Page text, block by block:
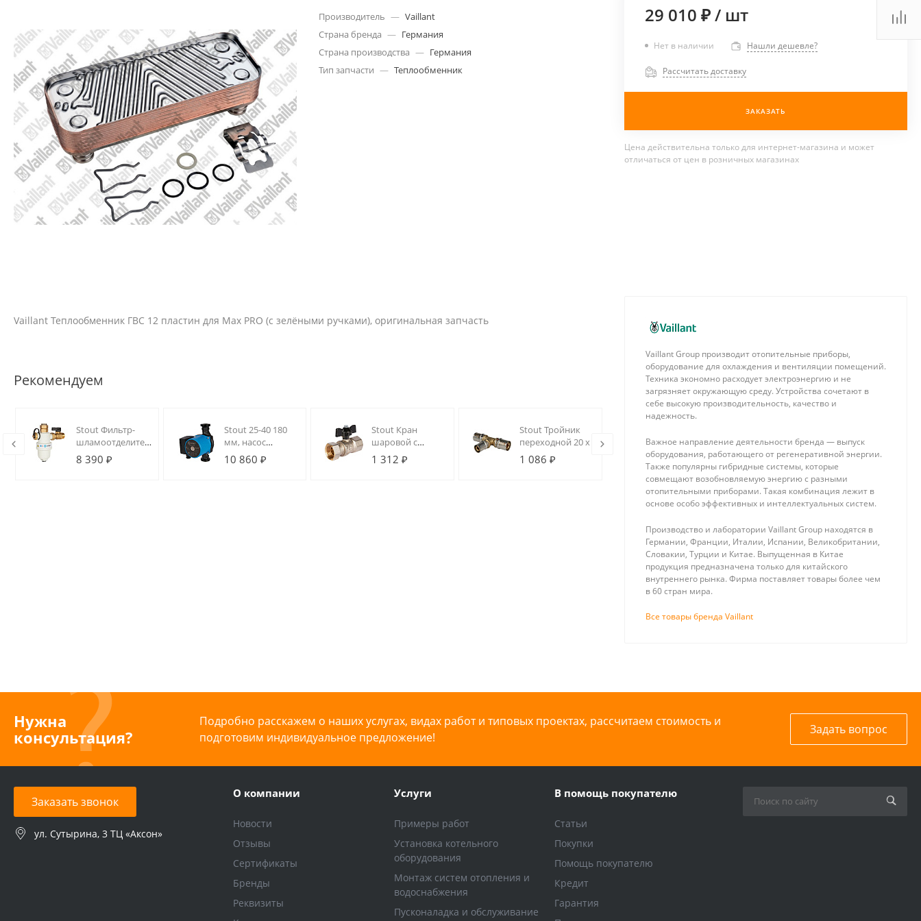
Производитель — Vaillant
Страна бренда — Германия
Страна производства — Германия
Тип запчасти — Теплообменник
29 010 ₽/ шт
Нет в наличии Нашли дешевле?
Рассчитать доставку
ЗАКАЗАТЬ
Цена действительна только для интернет-магазина и может
отличаться от цен в розничных магазинах
Vaillant Теплообменник ГВС 12 пластин для Max PRO (с зелёными ручками), оригинальная запчасть
Рекомендуем
Stout Фильтр-
шламоотделитель
с магнитом для
настенных
8 390 ₽
Stout 25-40 180
мм, насос
циркуляционный
3-х скоростной, с
10 860 ₽
Stout Кран
шаровой с
накидной
гайкой прямой,
1 312 ₽
Stout Тройник
переходной 20 х 16 х
20 для
металлопластиковых
1 086 ₽
(2.0) + EVOH,
(метражом, в
бухте 500м)
труба из
сшитого
полиэтилена
155 ₽
полипропиленовая
армированная
алюминием d = 40
х 6,7
635 ₽
Vaillant Group производит отопительные приборы,
оборудование для охлаждения и вентиляции помещений.
Техника экономно расходует электроэнергию и не
загрязняет окружающую среду. Устройства сочетают в
себе высокую производительность, качество и
надежность.
Важное направление деятельности бренда — выпуск
оборудования, работающего от регенеративной энергии.
Также популярны гибридные системы, которые
совмещают возобновляемую энергию с разными
отопительными приборами. Такая комбинация лежит в
основе особо эффективных и интеллектуальных систем.
Производство и лаборатории Vaillant Group находятся в
Германии, Франции, Италии, Испании, Великобритании,
Словакии, Турции и Китае. Выпущенная в Китае
продукция предназначена только для китайского
внутреннего рынка. Фирма поставляет товары более чем
в 60 стран мира.
Все товары бренда Vaillant
Нужна
консультация?
Подробно расскажем о наших услугах, видах работ и типовых проектах, рассчитаем стоимость и
подготовим индивидуальное предложение!
Задать вопрос
Заказать звонок
ул. Сутырина, 3 ТЦ «Аксон»
О компании
Новости
Отзывы
Сертификаты
Бренды
Реквизиты
Услуги
Примеры работ
Установка котельного
оборудования
Монтаж систем отопления и
водоснабжения
Пусконаладка и обслуживание
В помощь покупателю
Статьи
Покупки
Помощь покупателю
Кредит
Гарантия